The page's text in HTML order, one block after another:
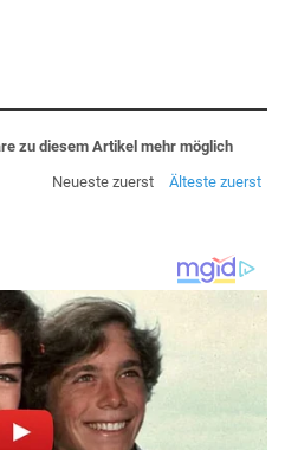
zu diesem Artikel mehr möglich
Neueste zuerst
Älteste zuerst